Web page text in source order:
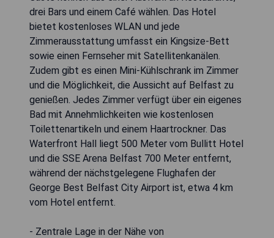
drei Bars und einem Café wählen. Das Hotel
bietet kostenloses WLAN und jede
Zimmerausstattung umfasst ein Kingsize-Bett
sowie einen Fernseher mit Satellitenkanälen.
Zudem gibt es einen Mini-Kühlschrank im Zimmer
und die Möglichkeit, die Aussicht auf Belfast zu
genießen. Jedes Zimmer verfügt über ein eigenes
Bad mit Annehmlichkeiten wie kostenlosen
Toilettenartikeln und einem Haartrockner. Das
Waterfront Hall liegt 500 Meter vom Bullitt Hotel
und die SSE Arena Belfast 700 Meter entfernt,
während der nächstgelegene Flughafen der
George Best Belfast City Airport ist, etwa 4 km
vom Hotel entfernt.
- Zentrale Lage in der Nähe von